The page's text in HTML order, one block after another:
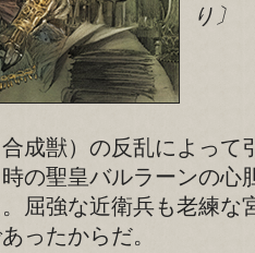
り〕
成獣）の反乱によって
の聖皇バルラーンの心
屈強な近衛兵も老練な
ったからだ。